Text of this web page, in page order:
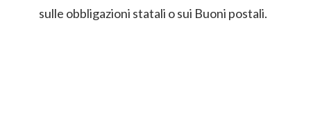
sulle obbligazioni statali o sui Buoni postali.